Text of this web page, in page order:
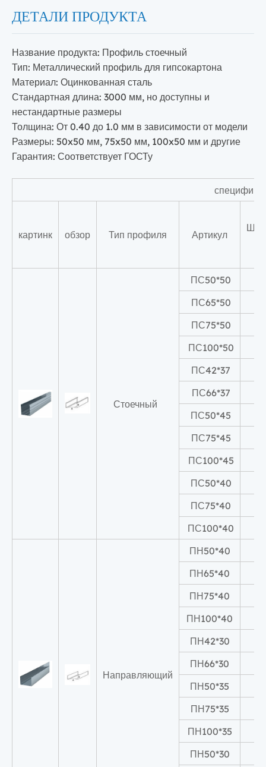
ДЕТАЛИ ПРОДУКТА
Название продукта: Профиль стоечный
Тип: Металлический профиль для гипсокартона
Материал: Оцинкованная сталь
Стандартная длина: 3000 мм, но доступны и
нестандартные размеры
Толщина: От 0.40 до 1.0 мм в зависимости от модели
Размеры: 50x50 мм, 75x50 мм, 100x50 мм и другие
Гарантия: Соответствует ГОСТу
картинк обзор Тип профиля Артикул
Стоечный
ПС50*50
ПС65*50
ПС75*50
ПС100*50
ПС42*37
ПС66*37
ПС50*45
ПС75*45
ПС100*45
ПС50*40
ПС75*40
ПС100*40
Направляющий
ПН50*40
ПН65*40
ПН75*40
ПН100*40
ПН42*30
ПН66*30
ПН50*35
ПН75*35
ПН100*35
ПН50*30